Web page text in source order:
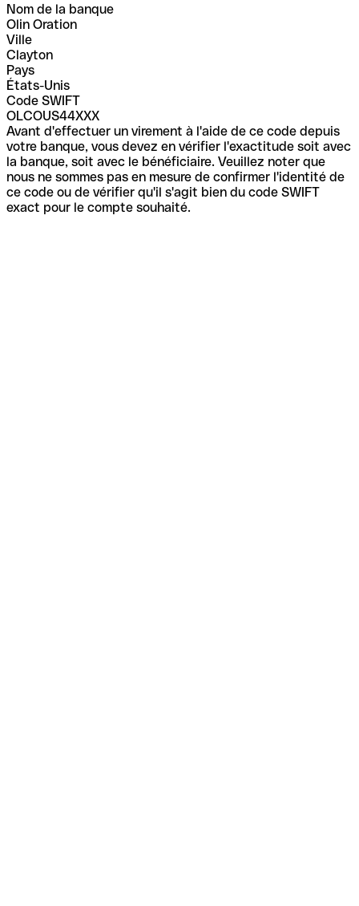
Nom de la banque
Olin Oration
Ville
Clayton
Pays
États-Unis
Code SWIFT
OLCOUS44XXX
Avant d'effectuer un virement à l'aide de ce code depuis
votre banque, vous devez en vérifier l'exactitude soit avec
la banque, soit avec le bénéficiaire. Veuillez noter que
nous ne sommes pas en mesure de confirmer l'identité de
ce code ou de vérifier qu'il s'agit bien du code SWIFT
exact pour le compte souhaité.